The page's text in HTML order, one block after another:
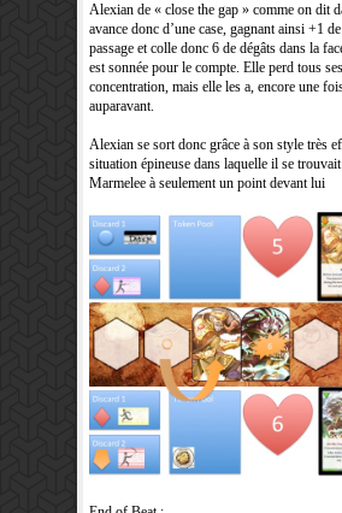
Alexian de « close the gap » comme on dit
avance donc d’une case, gagnant ainsi +1
passage et colle donc 6 de dégâts dans la
est sonnée pour le compte. Elle perd tous
concentration, mais elle les a, encore une
auparavant.
Alexian se sort donc grâce à son style très
situation épineuse dans laquelle il se
Marmelee à seulement un point devant lui